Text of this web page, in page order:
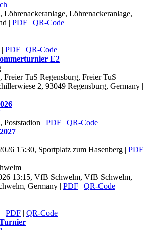
Löhrenackeranlage,
| PDF | QR-Code
| PDF | QR-Code
E2
Freier TuS Regensburg, Freier TuS
2, 93049 Regensburg, Germany |
Poststadion | PDF | QR-Code
2027
15:30, Sportplatz zum Hasenberg | PDF
13:15, VfB Schwelm, VfB Schwelm,
Germany | PDF | QR-Code
| PDF | QR-Code